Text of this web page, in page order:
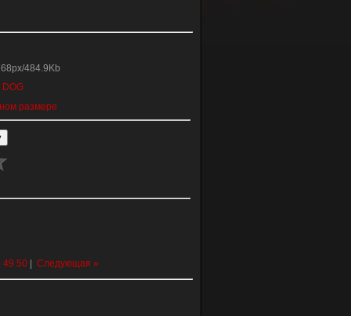
484.9Kb
DOG
размере
49 50| Следующая »